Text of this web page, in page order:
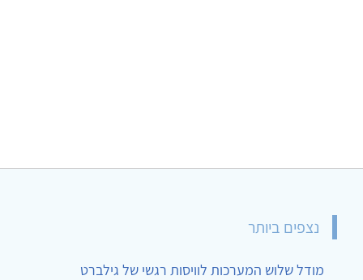
נצפים ביותר
מודל שלוש המערכות לוויסות רגשי של גילברט